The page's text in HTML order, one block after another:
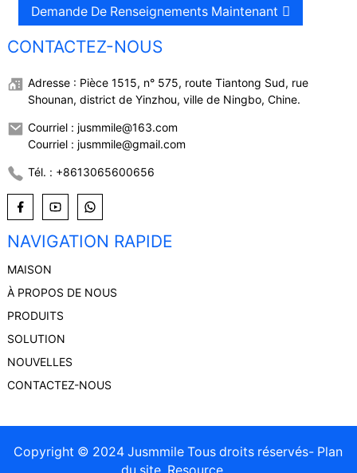
Demande De Renseignements Maintenant
CONTACTEZ-NOUS
Adresse : Pièce 1515, n° 575, route Tiantong Sud, rue
Shounan, district de Yinzhou, ville de Ningbo, Chine.
Courriel : jusmmile@163.com
Courriel : jusmmile@gmail.com
Tél. : +8613065600656
NAVIGATION RAPIDE
MAISON
À PROPOS DE NOUS
PRODUITS
SOLUTION
NOUVELLES
CONTACTEZ-NOUS
Copyright © 2024 Jusmmile Tous droits réservés- Plan